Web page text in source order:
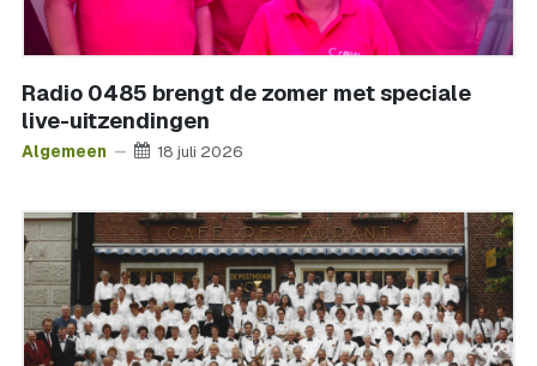
Radio 0485 brengt de zomer met speciale
live-uitzendingen
Algemeen 18 juli 2026